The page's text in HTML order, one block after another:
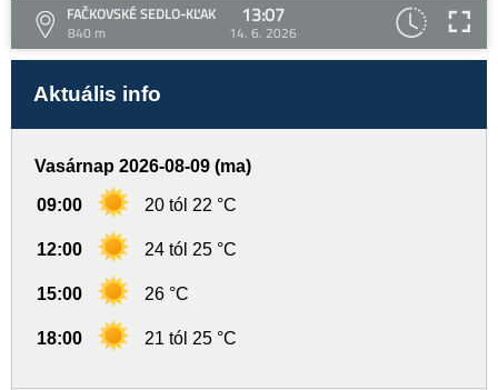
FAČKOVSKÉ SEDLO-KĽAK
840 m
13:07
14. 6. 2026
Aktuális info
Vasárnap 2026-08-09 (ma)
09:00 20 tól 22 °C
12:00 24 tól 25 °C
15:00 26 °C
18:00 21 tól 25 °C